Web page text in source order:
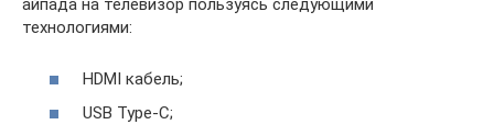
айпада на телевизор пользуясь следующими
технологиями:
HDMI кабель;
USB Type-C;